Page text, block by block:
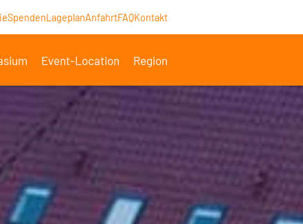
SpendenLageplanAnfahrtFAQKontakt
Event-Location Region